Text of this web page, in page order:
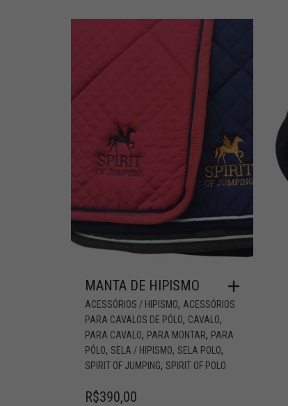
MANTA DE HIPISMO
ACESSÓRIOS / HIPISMO, ACESSÓRIOS
PARA CAVALOS DE PÓLO, CAVALO,
PARA CAVALO, PARA MONTAR, PARA
PÓLO, SELA / HIPISMO, SELA POLO,
SPIRIT OF JUMPING, SPIRIT OF POLO
R$390,00